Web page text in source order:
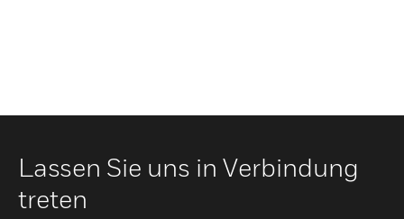
Lassen Sie uns in Verbindung
treten